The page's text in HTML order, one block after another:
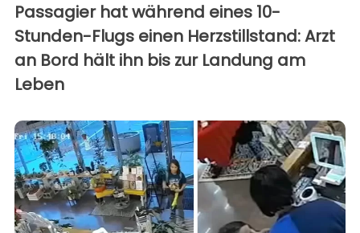
Passagier hat während eines 10-
Stunden-Flugs einen Herzstillstand: Arzt
an Bord hält ihn bis zur Landung am
Leben